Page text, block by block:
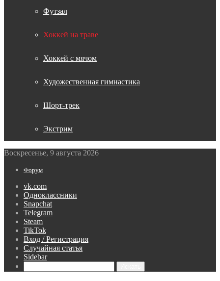
Футзал
Хоккей на траве
Хоккей с мячом
Художественная гимнастика
Шорт-трек
Экстрим
Воскресенье, 9 августа 2026
Форум
vk.com
Одноклассники
Snapchat
Telegram
Steam
TikTok
Вход / Регистрация
Случайная статья
Sidebar